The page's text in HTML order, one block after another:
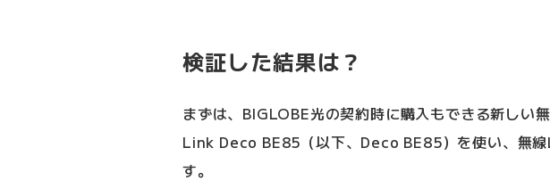
検証した結果は？
まずは、BIGLOBE光の契約時に購入もできる新しい
Link Deco BE85（以下、Deco BE85）を使い、無
す。